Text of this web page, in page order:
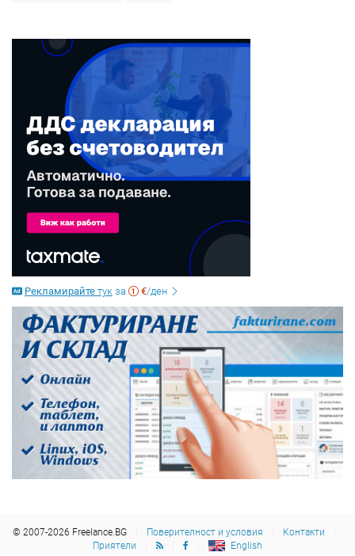
Рекламирайте тук за €/ден
© 2007-2026 Freelance.BG Поверителност и условия
Контакти
Приятели
English